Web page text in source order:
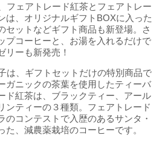
フェアトレード紅茶とフェアトレー
は、オリジナルギフトBOXに入った
セットなどギフト商品も新登場。さ
プコーヒーと、お湯を入れるだけで
リーも新発売！
は、ギフトセットだけの特別商品で
ガニックの茶葉を使用したティーバ
ド紅茶は、ブラックティー、アール
ンティーの３種類。フェアトレード
のコンテストで入歴のあるサンタ・
た、減農薬栽培のコーヒーです。